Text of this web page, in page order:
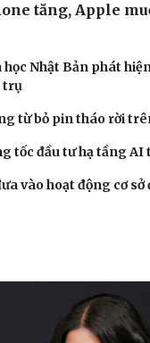
tăng, Apple
học Nhật Bản phát
trụ
từ bỏ pin tháo rời
tốc đầu tư hạ tầng AI
vào hoạt động cơ